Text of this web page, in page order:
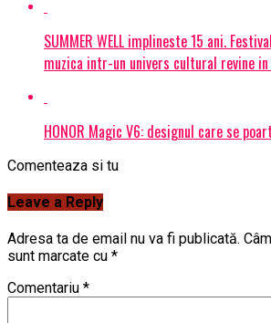
SUMMER WELL implineste 15 ani.
muzica intr-un univers cultural revine
HONOR Magic V6: designul care se
Comenteaza si tu
Leave a Reply
Adresa ta de email nu va fi publicată.
sunt marcate cu *
Comentariu *